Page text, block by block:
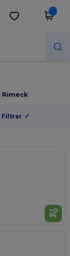
Obter app
Rimeck
Filtrar ✓